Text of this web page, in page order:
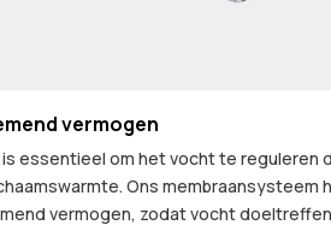
vermogen
essentieel om het vocht te reguleren
Ons membraansysteem
vermogen, zodat vocht